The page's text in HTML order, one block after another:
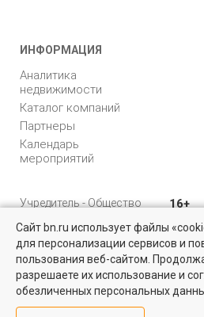
ИНФОРМАЦИЯ
Аналитика
недвижимости
Каталог компаний
Партнеры
Календарь
мероприятий
Учредитель - Общество
ответственностью
"Управляющая
компания "Бюллетень
недвижимости"
16+
8 (812) 331-93-56
Сайт bn.ru использует файлы
для персонализации сервисов и
пользования веб-сайтом.
разрешаете их использование и
обезличенных персональных